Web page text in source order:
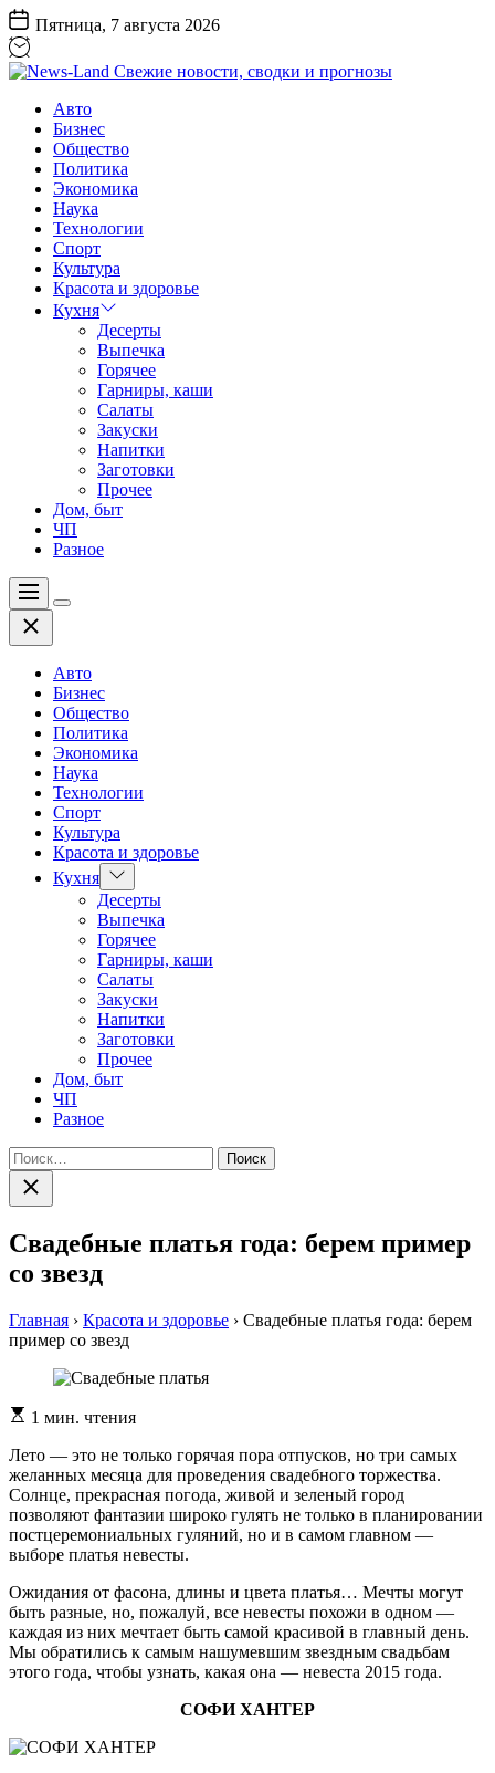
Перейти
к
содержанию
Пятница, 7 августа 2026
Land
Свежие
новости,
сводки
прогнозы
Авто
Бизнес
Общество
Политика
Экономика
Наука
Технологии
Спорт
Культура
Красота и здоровье
Кухня
Десерты
Выпечка
Горячее
Гарниры, каши
Салаты
Закуски
Напитки
Заготовки
Прочее
Дом, быт
ЧП
Разное
Меню
Цвет
Закрыть
Авто
Бизнес
Общество
Политика
Экономика
Наука
Технологии
Спорт
Культура
Красота и здоровье
Кухня Показать
подменю
Десерты
Выпечка
Горячее
Гарниры, каши
Салаты
Закуски
Напитки
Заготовки
Прочее
Дом, быт
ЧП
Разное
Найти:
Закрыть
поиск
Свадебные платья года: берем пример
со звезд
Главная › Красота и здоровье › Свадебные платья года: берем
пример со звезд
Расчетное
чтения
1 мин. чтения
Лето — это не только горячая пора отпусков, но три самых
желанных месяца для проведения свадебного торжества.
Солнце, прекрасная погода, живой и зеленый город
позволяют фантазии широко гулять не только в планировании
постцеремониальных гуляний, но и в самом главном —
выборе платья невесты.
Ожидания от фасона, длины и цвета платья… Мечты могут
быть разные, но, пожалуй, все невесты похожи в одном —
каждая из них мечтает быть самой красивой в главный день.
Мы обратились к самым нашумевшим звездным свадьбам
этого года, чтобы узнать, какая она — невеста 2015 года.
СОФИ ХАНТЕР